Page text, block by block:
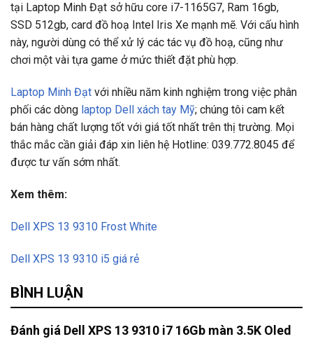
tại Laptop Minh Đạt sở hữu core i7-1165G7, Ram 16gb,
SSD 512gb, card đồ hoạ Intel Iris Xe mạnh mẽ. Với cấu hình
này, người dùng có thể xử lý các tác vụ đồ hoạ, cũng như
chơi một vài tựa game ở mức thiết đặt phù hợp.
Laptop Minh Đạt với nhiều năm kinh nghiệm trong việc phân
phối các dòng laptop Dell xách tay Mỹ; chúng tôi cam kết
bán hàng chất lượng tốt với giá tốt nhất trên thị trường. Mọi
thắc mắc cần giải đáp xin liên hệ Hotline: 039.772.8045 để
được tư vấn sớm nhất.
Xem thêm:
Dell XPS 13 9310 Frost White
Dell XPS 13 9310 i5 giá rẻ
BÌNH LUẬN
Đánh giá Dell XPS 13 9310 i7 16Gb màn 3.5K Oled